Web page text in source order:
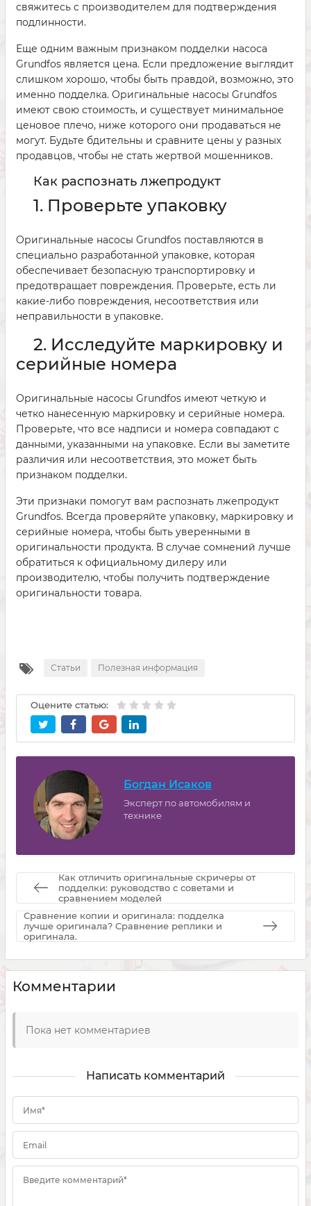
свяжитесь с производителем для подтверждения
подлинности.
Еще одним важным признаком подделки насоса
Grundfos является цена. Если предложение выглядит
слишком хорошо, чтобы быть правдой, возможно, это
именно подделка. Оригинальные насосы Grundfos
имеют свою стоимость, и существует минимальное
ценовое плечо, ниже которого они продаваться не
могут. Будьте бдительны и сравните цены у разных
продавцов, чтобы не стать жертвой мошенников.
Как распознать лжепродукт
1. Проверьте упаковку
Оригинальные насосы Grundfos поставляются в
специально разработанной упаковке, которая
обеспечивает безопасную транспортировку и
предотвращает повреждения. Проверьте, есть ли
какие-либо повреждения, несоответствия или
неправильности в упаковке.
2. Исследуйте маркировку и
серийные номера
Оригинальные насосы Grundfos имеют четкую и
четко нанесенную маркировку и серийные номера.
Проверьте, что все надписи и номера совпадают с
данными, указанными на упаковке. Если вы заметите
различия или несоответствия, это может быть
признаком подделки.
Эти признаки помогут вам распознать лжепродукт
Grundfos. Всегда проверяйте упаковку, маркировку и
серийные номера, чтобы быть уверенными в
оригинальности продукта. В случае сомнений лучше
обратиться к официальному дилеру или
производителю, чтобы получить подтверждение
оригинальности товара.
Статьи Полезная информация
Оцените статью:
Богдан Исаков
Эксперт по автомобилям и
технике
Как отличить оригинальные скричеры от
подделки: руководство с советами и
сравнением моделей
Сравнение копии и оригинала: подделка
лучше оригинала? Сравнение реплики и
оригинала.
Комментарии
Пока нет комментариев
Написать комментарий
Имя*
Email
Введите комментарий*